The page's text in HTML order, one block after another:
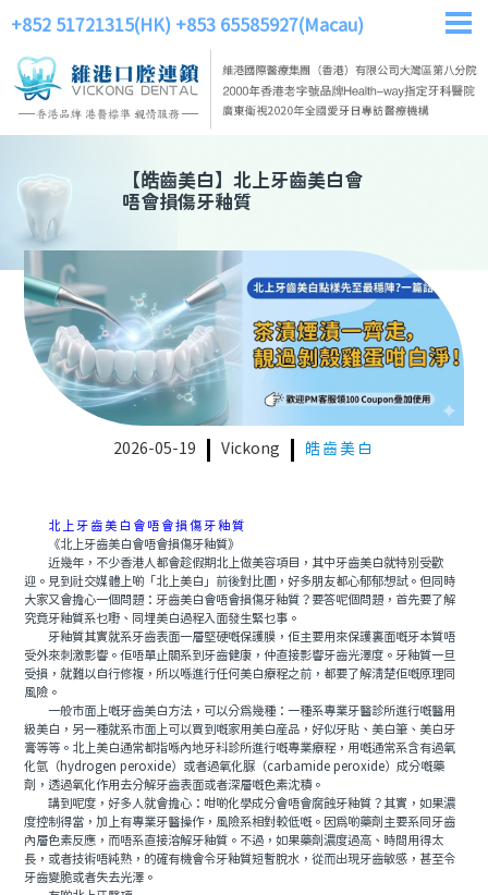
+852 51721315(HK) +853 65585927(Macau)
【皓齒美白】 北上牙齒美白會
唔會損傷牙釉質
2026-05-19 Vickong 皓齒美白
北上牙齒美白會唔會損傷牙釉質
《北上牙齒美白會唔會損傷牙釉質》
近幾年，不少香港人都會趁假期北上做美容項目，其中牙齒美白就特別受歡
迎。見到社交媒體上啲「北上美白」前後對比圖，好多朋友都心郁郁想試。但同時
大家又會擔心一個問題：牙齒美白會唔會損傷牙釉質？要答呢個問題，首先要了解
究竟牙釉質系乜嘢、同埋美白過程入面發生緊乜事。
牙釉質其實就系牙齒表面一層堅硬嘅保護膜，佢主要用來保護裏面嘅牙本質唔
受外來刺激影響。佢唔單止關系到牙齒健康，仲直接影響牙齒光澤度。牙釉質一旦
受損，就難以自行修複，所以喺進行任何美白療程之前，都要了解清楚佢嘅原理同
風險。
一般市面上嘅牙齒美白方法，可以分爲幾種：一種系專業牙醫診所進行嘅醫用
級美白，另一種就系市面上可以買到嘅家用美白産品，好似牙貼、美白筆、美白牙
膏等等。北上美白通常都指喺內地牙科診所進行嘅專業療程，用嘅通常系含有過氧
化氫（hydrogen peroxide）或者過氧化脲（carbamide peroxide）成分嘅藥
劑，透過氧化作用去分解牙齒表面或者深層嘅色素沈積。
講到呢度，好多人就會擔心：咁啲化學成分會唔會腐蝕牙釉質？其實，如果濃
度控制得當，加上有專業牙醫操作，風險系相對較低嘅。因爲啲藥劑主要系同牙齒
內層色素反應，而唔系直接溶解牙釉質。不過，如果藥劑濃度過高、時間用得太
長，或者技術唔純熟，的確有機會令牙釉質短暫脫水，從而出現牙齒敏感，甚至令
牙齒變脆或者失去光澤。